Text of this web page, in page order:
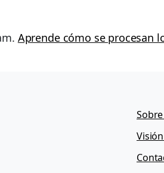
Aprende cómo se procesan